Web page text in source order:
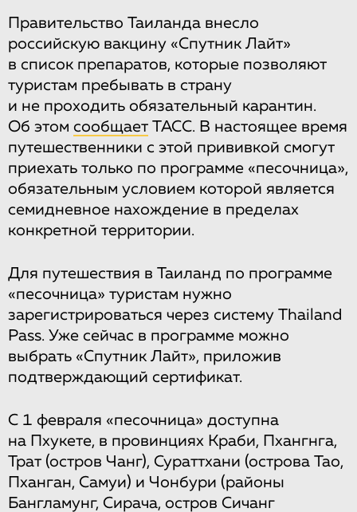
Правительство Таиланда внесло
российскую вакцину «Спутник Лайт»
в список препаратов, которые позволяют
туристам пребывать в страну
и не проходить обязательный карантин.
Об этом сообщает ТАСС. В настоящее время
путешественники с этой прививкой смогут
приехать только по программе «песочница»,
обязательным условием которой является
семидневное нахождение в пределах
конкретной территории.
Для путешествия в Таиланд по программе
«песочница» туристам нужно
зарегистрироваться через систему Thailand
Pass. Уже сейчас в программе можно
выбрать «Спутник Лайт», приложив
подтверждающий сертификат.
С 1 февраля «песочница» доступна
на Пхукете, в провинциях Краби, Пхангнга,
Трат (остров Чанг), Сураттхани (острова Тао,
Пханган, Самуи) и Чонбури (районы
Бангламунг, Сирача, остров Сичанг